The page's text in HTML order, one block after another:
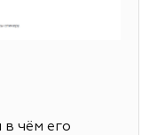
чём его